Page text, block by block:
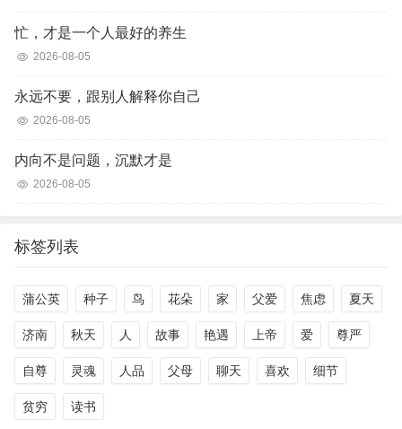
忙，才是一个人最好的养生
2026-08-05
永远不要，跟别人解释你自己
2026-08-05
内向不是问题，沉默才是
2026-08-05
标签列表
蒲公英 种子 鸟 花朵 家 父爱 焦虑 夏天
济南 秋天 人 故事 艳遇 上帝 爱 尊严
自尊 灵魂 人品 父母 聊天 喜欢 细节
贫穷 读书